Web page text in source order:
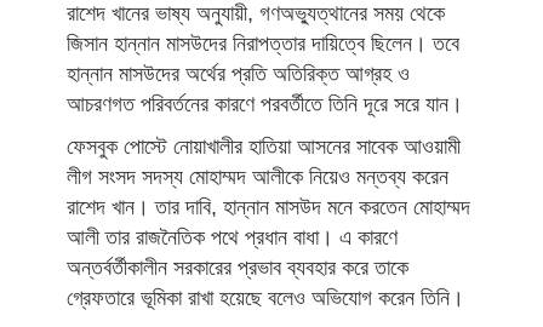
রাশেদ খানের ভাষ্য অনুযায়ী, গণঅভ্যুত্থানের সময় থেকে
জিসান হান্নান মাসউদের নিরাপত্তার দায়িত্বে ছিলেন। তবে
হান্নান মাসউদের অর্থের প্রতি অতিরিক্ত আগ্রহ ও
আচরণগত পরিবর্তনের কারণে পরবর্তীতে তিনি দূরে সরে যান।
ফেসবুক পোস্টে নোয়াখালীর হাতিয়া আসনের সাবেক আওয়ামী
লীগ সংসদ সদস্য মোহাম্মদ আলীকে নিয়েও মন্তব্য করেন
রাশেদ খান। তার দাবি, হান্নান মাসউদ মনে করতেন মোহাম্মদ
আলী তার রাজনৈতিক পথে প্রধান বাধা। এ কারণে
অন্তর্বর্তীকালীন সরকারের প্রভাব ব্যবহার করে তাকে
গ্রেফতারে ভূমিকা রাখা হয়েছে বলেও অভিযোগ করেন তিনি।